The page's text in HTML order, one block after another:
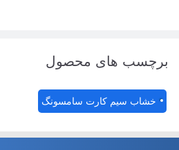
برچسب های محصول
خشاب سیم کارت سامسونگ